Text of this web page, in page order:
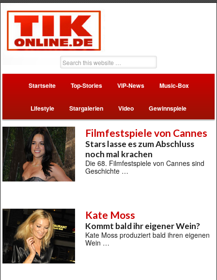
Startseite Top-Stories VIP-News Music-Box
Lifestyle Stargalerien Video Gewinnspiele
Filmfestspiele von Cannes
Stars lasse es zum Abschluss
noch mal krachen
Die 68. Filmfestspiele von Cannes sind
Geschichte …
Kate Moss
Kommt bald ihr eigener Wein?
Kate Moss produziert bald ihren eigenen
Wein …